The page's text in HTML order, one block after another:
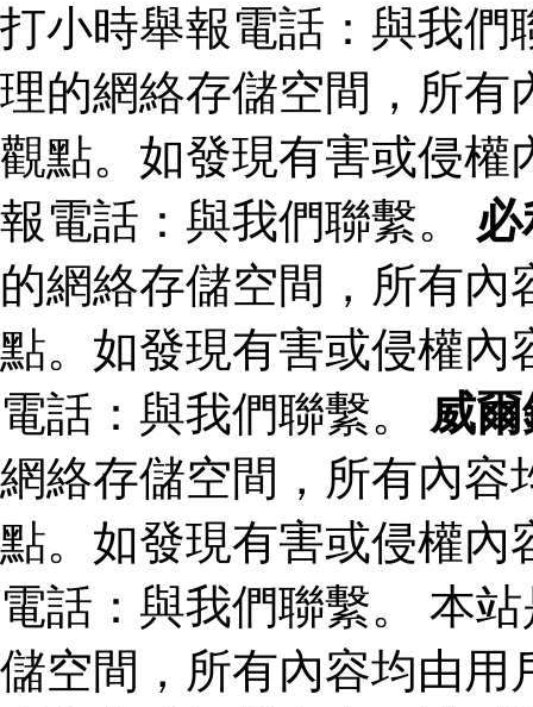
打小時舉報電話：與我們
理的網絡存儲空間，所有
觀點。如發現有害或侵權
報電話：與我們聯繫。
的網絡存儲空間，所有
點。如發現有害或侵權內
電話：與我們聯繫。 威
網絡存儲空間，所有內容
點。如發現有害或侵權內
電話：與我們聯繫。 本
儲空間，所有內容均由用